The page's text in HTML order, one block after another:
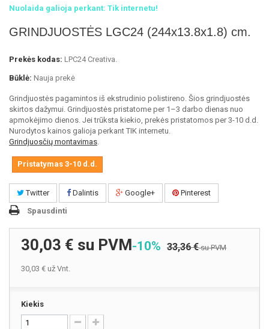
Nuolaida galioja perkant: Tik internetu!
GRINDJUOSTĖS LGC24 (244x13.8x1.8) cm.
Prekės kodas: LPC24 Creativa.
Būklė: Nauja prekė
Grindjuostės pagamintos iš ekstrudinio polistireno. Šios grindjuostės
skirtos dažymui. Grindjuostės pristatome per 1–3 darbo dienas nuo
apmokėjimo dienos. Jei trūksta kiekio, prekės pristatomos per 3-10 d.d.
Nurodytos kainos galioja perkant TIK internetu.
Grindjuosčių montavimas.
Pristatymas 3-10 d.d.
Twitter Dalintis Google+
Pinterest
Spausdinti
30,03 € su PVM-10% 33,36 €su PVM
30,03 € už Vnt.
Kiekis